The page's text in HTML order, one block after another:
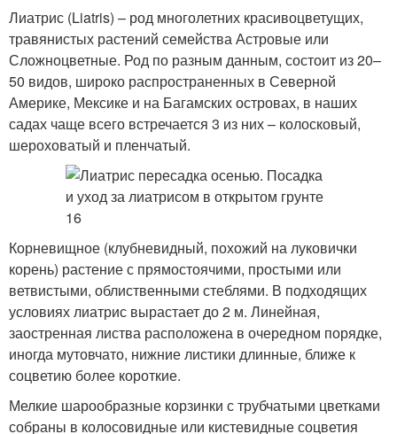
Лиатрис (Liatris) – род многолетних красивоцветущих,
травянистых растений семейства Астровые или
Сложноцветные. Род по разным данным, состоит из 20–
50 видов, широко распространенных в Северной
Америке, Мексике и на Багамских островах, в наших
садах чаще всего встречается 3 из них – колосковый,
шероховатый и пленчатый.
Корневищное (клубневидный, похожий на луковички
корень) растение с прямостоячими, простыми или
ветвистыми, облиственными стеблями. В подходящих
условиях лиатрис вырастает до 2 м. Линейная,
заостренная листва расположена в очередном порядке,
иногда мутовчато, нижние листики длинные, ближе к
соцветию более короткие.
Мелкие шарообразные корзинки с трубчатыми цветками
собраны в колосовидные или кистевидные соцветия